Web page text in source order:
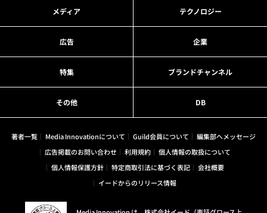
メディア テクノロジー
広告 企業
特集 ブランドチャンネル
その他 DB
著者一覧 Media Innovationについて Guild会員について
編集部へメッセージ
広告掲載のお問い合わせ
利用規約
個人情報の取扱について
個人情報保護方針
特定商取引法に基づく表記
会社概要
イードからのリリース情報